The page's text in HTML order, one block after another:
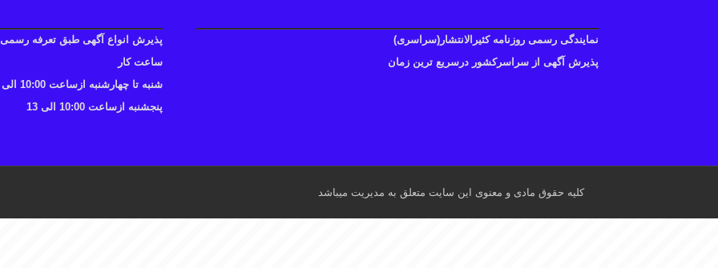
نمایندگی رسمی روزنامه کثیرالانتشار(سراسری)
پذیرش آگهی از سراسرکشور درسریع ترین زمان
پذیرش انواع آگهی طبق تعرفه رسمی
ساعت کار
شنبه تا چهارشنبه ازساعت 10:00 الی 17
پنجشنبه ازساعت 10:00 الی 13
کلیه حقوق مادی و معنوی این سایت متعلق به مدیریت میباشد